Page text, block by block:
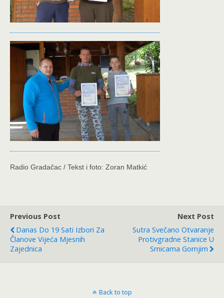
Radio Gradačac / Tekst i foto: Zoran Matkić
Previous Post
Danas Do 19 Sati Izbori Za
Članove Vijeća Mjesnih
Zajednica
Next Post
Sutra Svečano Otvaranje
Protivgradne Stanice U
Srnicama Gornjim
Back to top